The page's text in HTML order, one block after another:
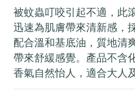
被蚊蟲叮咬引起不適，此
迅速為肌膚帶來清新感，
配合溫和基底油，質地清
帶來舒緩感覺。產品不含
香氣自然怡人，適合大人